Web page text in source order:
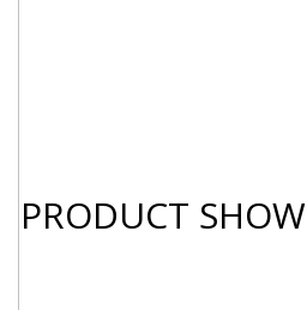
PRODUCT SHOW